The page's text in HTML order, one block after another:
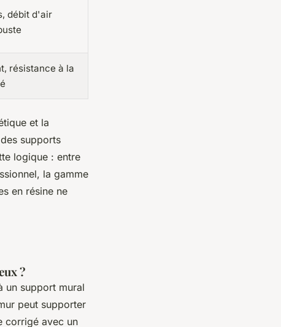
débit d'air
résistance à la
et la
supports
logique : entre
la gamme
en résine ne
?
un support mural
peut supporter
corrigé avec un